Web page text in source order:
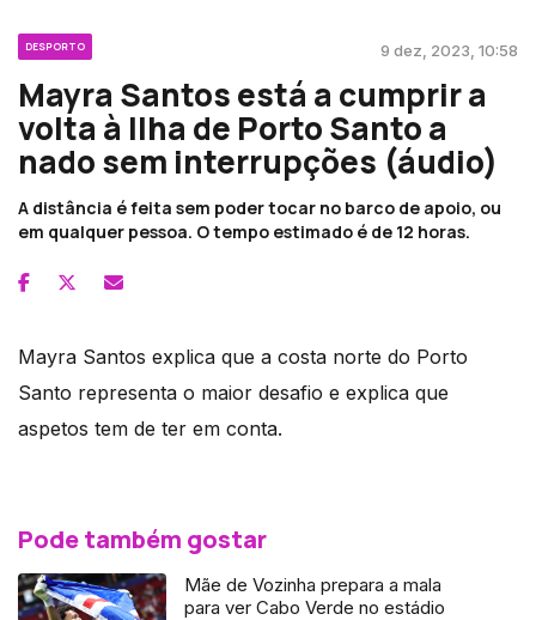
DESPORTO 9 dez, 2023, 10:58
Mayra Santos está a cumprir a
volta à Ilha de Porto Santo a
nado sem interrupções (áudio)
A distância é feita sem poder tocar no barco de apoio, ou
em qualquer pessoa. O tempo estimado é de 12 horas.
Mayra Santos explica que a costa norte do Porto
Santo representa o maior desafio e explica que
aspetos tem de ter em conta.
Pode também gostar
Mãe de Vozinha prepara a mala
para ver Cabo Verde no estádio